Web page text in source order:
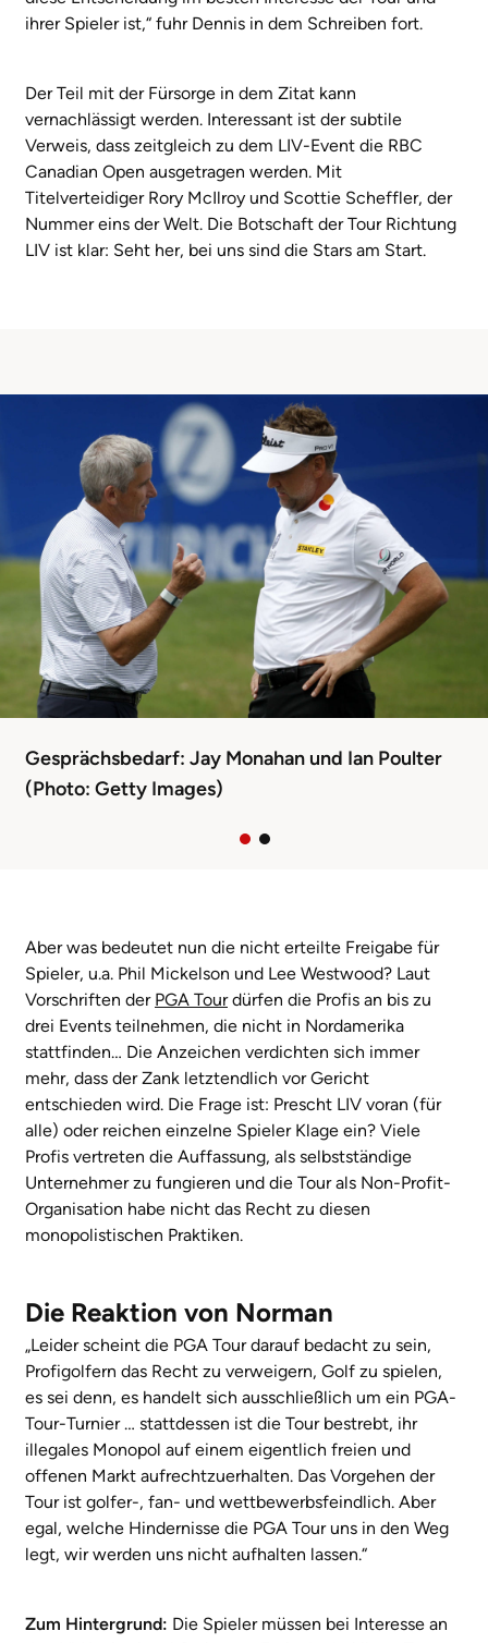
ihrer Spieler ist,“ fuhr Dennis in dem Schreiben fort.
Der Teil mit der Fürsorge in dem Zitat kann
vernachlässigt werden. Interessant ist der subtile
Verweis, dass zeitgleich zu dem LIV-Event die RBC
Canadian Open ausgetragen werden. Mit
Titelverteidiger Rory McIlroy und Scottie Scheffler, der
Nummer eins der Welt. Die Botschaft der Tour Richtung
LIV ist klar: Seht her, bei uns sind die Stars am Start.
Gesprächsbedarf: Jay Monahan und Ian Poulter
(Photo: Getty Images)
Aber was bedeutet nun die nicht erteilte Freigabe für
Spieler, u.a. Phil Mickelson und Lee Westwood? Laut
Vorschriften der PGA Tourdürfen die Profis an bis zu
drei Events teilnehmen, die nicht in Nordamerika
stattfinden… Die Anzeichen verdichten sich immer
mehr, dass der Zank letztendlich vor Gericht
entschieden wird. Die Frage ist: Prescht LIV voran (für
alle) oder reichen einzelne Spieler Klage ein? Viele
Profis vertreten die Auffassung, als selbstständige
Unternehmer zu fungieren und die Tour als Non-Profit-
Organisation habe nicht das Recht zu diesen
monopolistischen Praktiken.
Die Reaktion von Norman
„Leider scheint die PGA Tour darauf bedacht zu sein,
Profigolfern das Recht zu verweigern, Golf zu spielen,
es sei denn, es handelt sich ausschließlich um ein PGA-
Tour-Turnier … stattdessen ist die Tour bestrebt, ihr
illegales Monopol auf einem eigentlich freien und
offenen Markt aufrechtzuerhalten. Das Vorgehen der
Tour ist golfer-, fan- und wettbewerbsfeindlich. Aber
egal, welche Hindernisse die PGA Tour uns in den Weg
legt, wir werden uns nicht aufhalten lassen.“
Zum Hintergrund: Die Spieler müssen bei Interesse an